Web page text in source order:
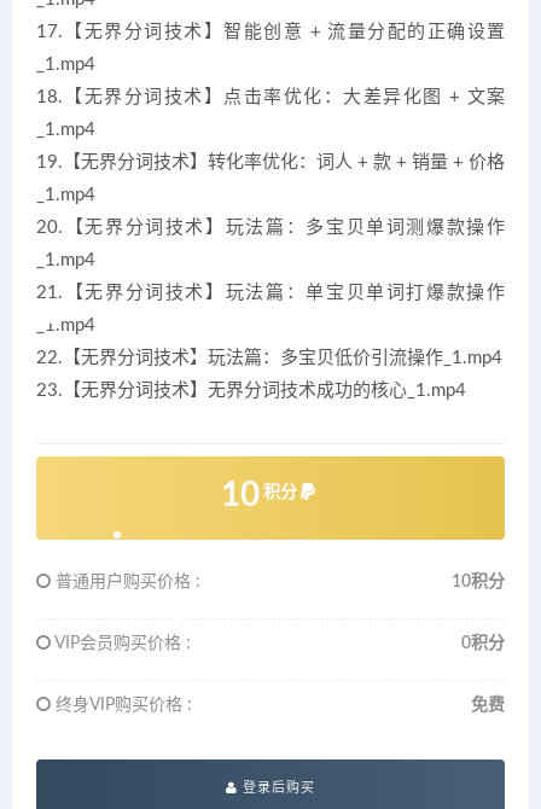
17.【无界分词技术】智能创意 + 流量分配的正确设置
_1.mp4
18.【无界分词技术】点击率优化：大差异化图 + 文案
_1.mp4
19.【无界分词技术】转化率优化：词人 + 款 + 销量 + 价格
_1.mp4
20.【无界分词技术】玩法篇：多宝贝单词测爆款操作
_1.mp4
21.【无界分词技术】玩法篇：单宝贝单词打爆款操作
_1.mp4
22.【无界分词技术】玩法篇：多宝贝低价引流操作_1.mp4
23.【无界分词技术】无界分词技术成功的核心_1.mp4
10 积分
普通用户购买价格 : 10积分
VIP会员购买价格 : 0积分
终身VIP购买价格 : 免费
登录后购买